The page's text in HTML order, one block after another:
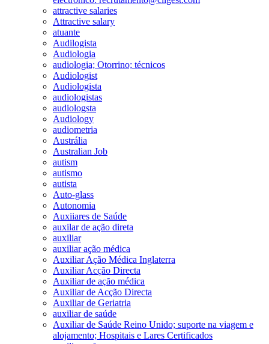
attractive salaries
Attractive salary
atuante
Audilogista
Audiologia
audiologia; Otorrino; técnicos
Audiologist
Audiologista
audiologistas
audiologsta
Audiology
audiometria
Austrália
Australian Job
autism
autismo
autista
Auto-glass
Autonomia
Auxiiares de Saúde
auxilar de ação direta
auxiliar
auxiliar ação médica
Auxiliar Ação Médica Inglaterra
Auxiliar Acção Directa
Auxiliar de ação médica
Auxiliar de Acção Directa
Auxiliar de Geriatria
auxiliar de saúde
Auxiliar de Saúde Reino Unido; suporte na viagem e
alojamento; Hospitais e Lares Certificados